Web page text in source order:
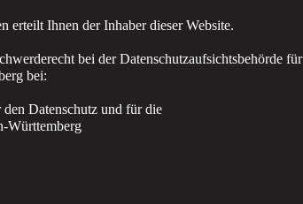
erteilt Ihnen der Inhaber dieser Website.
bei der Datenschutzaufsichtsbehörde für
bei:
Datenschutz und für die
Württemberg